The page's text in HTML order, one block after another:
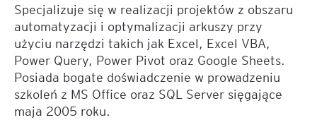
Specjalizuje się w realizacji projektów z obszaru
automatyzacji i optymalizacji arkuszy przy
użyciu narzędzi takich jak Excel, Excel VBA,
Power Query, Power Pivot oraz Google Sheets.
Posiada bogate doświadczenie w prowadzeniu
szkoleń z MS Office oraz SQL Server sięgające
maja 2005 roku.